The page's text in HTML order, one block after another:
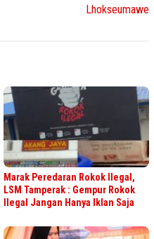
Lhokseumawe
Marak Peredaran Rokok Ilegal,
LSM Tamperak : Gempur Rokok
Ilegal Jangan Hanya Iklan Saja